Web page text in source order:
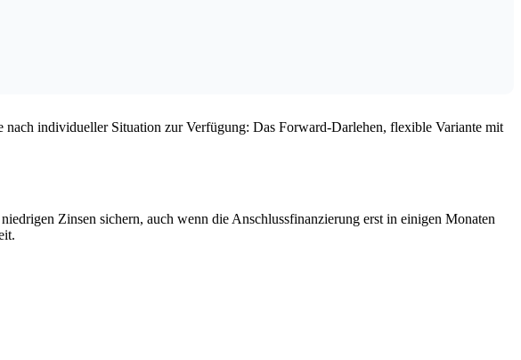
nach individueller Situation zur Verfügung: Das Forward-Darlehen, flexible Variante mit
Zinsen sichern, auch wenn die Anschlussfinanzierung erst in einigen Monaten